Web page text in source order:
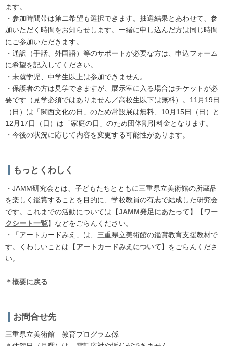
ます。
・参加時間帯は第二希望も選択できます。抽選結果とあわせて、参
加いただく時間をお知らせします。一緒に申し込んだ方は同じ時間
にご参加いただきます。
・通訳（手話、外国語）等のサポートが必要な方は、申込フォーム
に希望を記入してください。
・未就学児、中学生以上は参加できません。
・保護者の方は見学できますが、展示室に入る場合はチケットが必
要です（見学必須ではありません／高校生以下は無料）。11月19日
（日）は「関西文化の日」のため常設展は無料、10月15日（日）と
12月17日（日）は「家庭の日」のため団体割引料金となります。
・今後の状況に応じて内容を変更する可能性があります。
もっとくわしく
・JAMM研究会とは、子どもたちとともに三重県立美術館の所蔵品
を楽しく鑑賞することを目的に、学校教員の有志で結成した研究会
です。これまでの活動については【JAMM発足にあたって】【 ワー
クシート一覧】などをごらんください。
・「アートカードみえ」は、三重県立美術館の鑑賞教育支援教材で
す。くわしいことは【アートカードみえについて】をごらんくださ
い。
＊概要に戻る
お問合せ先
三重県立美術館 教育プログラム係